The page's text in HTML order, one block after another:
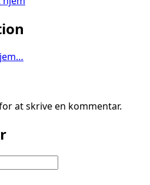
at skrive en kommentar.